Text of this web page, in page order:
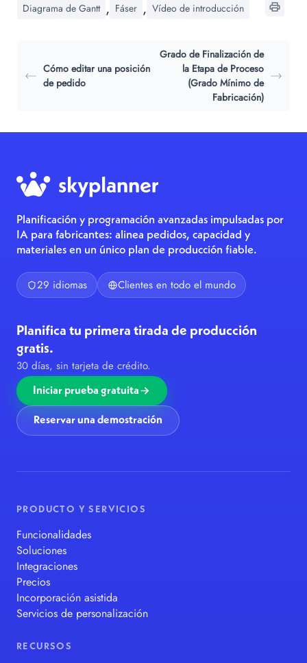
Diagrama de Gantt , Fáser , Vídeo de introducción
Cómo editar una posición
de pedido
Grado de Finalización de
la Etapa de Proceso
(Grado Mínimo de
Fabricación)
Planificación y programación avanzadas impulsadas por
IA para fabricantes: alinea pedidos, capacidad y
materiales en un único plan de producción fiable.
29 idiomas Clientes en todo el mundo
Planifica tu primera tirada de producción
gratis.
30 días, sin tarjeta de crédito.
Iniciar prueba gratuita
Reservar una demostración
PRODUCTO Y SERVICIOS
Funcionalidades
Soluciones
Integraciones
Precios
Incorporación asistida
Servicios de personalización
RECURSOS